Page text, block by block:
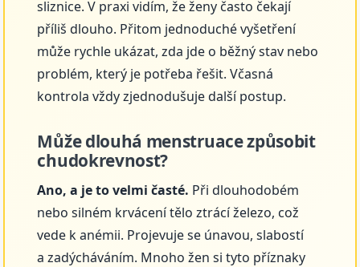
sliznice. V praxi vidím, že ženy často čekají
příliš dlouho. Přitom jednoduché vyšetření
může rychle ukázat, zda jde o běžný stav nebo
problém, který je potřeba řešit. Včasná
kontrola vždy zjednodušuje další postup.
Může dlouhá menstruace způsobit
chudokrevnost?
Ano, a je to velmi časté. Při dlouhodobém
nebo silném krvácení tělo ztrácí železo, což
vede k anémii. Projevuje se únavou, slabostí
a zadýcháváním. Mnoho žen si tyto příznaky